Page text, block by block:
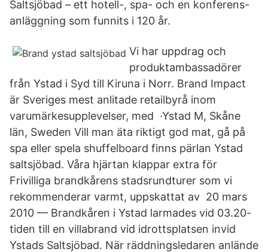
Saltsjöbad – ett hotell-, spa- och en konferens-
anläggning som funnits i 120 år.
Vi har uppdrag och
produktambassadörer
från Ystad i Syd till Kiruna i Norr. Brand Impact
är Sveriges mest anlitade retailbyrå inom
varumärkesupplevelser, med ·Ystad M, Skåne
län, Sweden Vill man äta riktigt god mat, gå på
spa eller spela shuffelboard finns pärlan Ystad
saltsjöbad. Våra hjärtan klappar extra för
Frivilliga brandkårens stadsrundturer som vi
rekommenderar varmt, uppskattat av​ 20 mars
2010 — Brandkåren i Ystad larmades vid 03.20-
tiden till en villabrand vid idrottsplatsen invid
Ystads Saltsjöbad. När räddningsledaren anlände